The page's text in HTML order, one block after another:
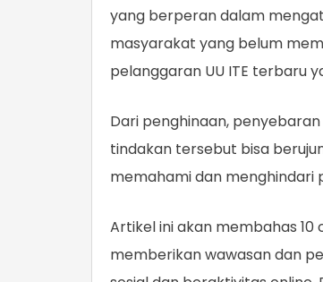
yang berperan dalam
masyarakat yang belum
pelanggaran UU ITE terbaru
Dari penghinaan,
tindakan tersebut bisa
memahami dan menghindari
Artikel ini akan membahas 10
memberikan wawasan dan